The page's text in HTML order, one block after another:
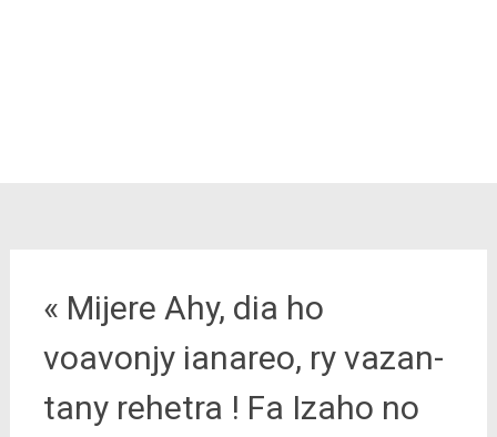
« Mijere Ahy, dia ho
voavonjy ianareo, ry vazan-
tany rehetra ! Fa Izaho no